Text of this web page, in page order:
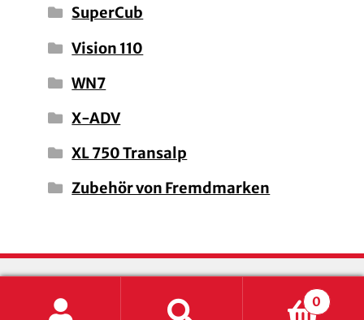
SuperCub
Vision 110
WN7
X-ADV
XL 750 Transalp
Zubehör von Fremdmarken
0